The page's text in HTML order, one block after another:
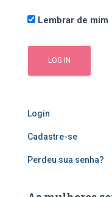
Lembrar de mim
Login
Cadastre-se
Perdeu sua senha?